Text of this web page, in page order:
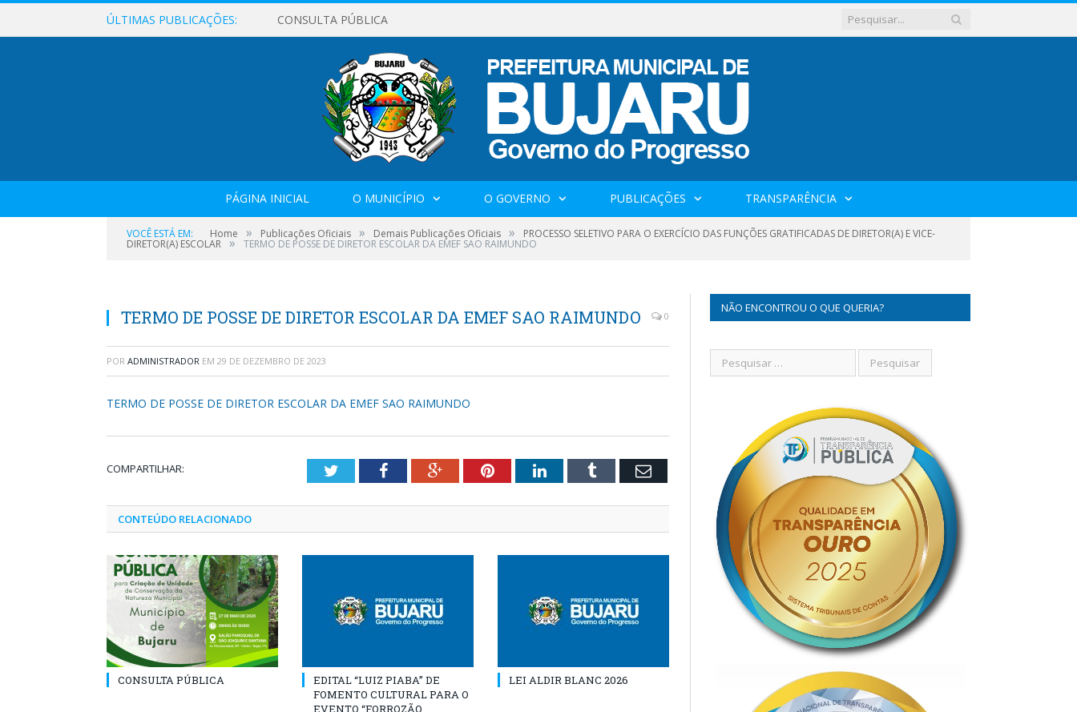
ÚLTIMAS PUBLICAÇÕES: CONSULTA PÚBLICA
PÁGINA INICIAL O MUNICÍPIO O GOVERNO PUBLICAÇÕES TRANSPARÊNCIA
VOCÊ ESTÁ EM: Home » Publicações Oficiais » Demais Publicações Oficiais » PROCESSO SELETIVO PARA O EXERCÍCIO DAS FUNÇÕES GRATIFICADAS DE DIRETOR(A) E VICE-
DIRETOR(A) ESCOLAR » TERMO DE POSSE DE DIRETOR ESCOLAR DA EMEF SAO RAIMUNDO
TERMO DE POSSE DE DIRETOR ESCOLAR DA EMEF SAO RAIMUNDO 0
POR ADMINISTRADOR EM 29 DE DEZEMBRO DE 2023
TERMO DE POSSE DE DIRETOR ESCOLAR DA EMEF SAO RAIMUNDO
COMPARTILHAR: TwitterFacebookGoogle+PinterestLinkedInTumblr Email
CONTEÚDO RELACIONADO
CONSULTA PÚBLICA
EDITAL “LUIZ PIABA” DE
FOMENTO CULTURAL PARA O
EVENTO “FORROZÃO
LEI ALDIR BLANC 2026
NÃO ENCONTROU O QUE QUERIA?